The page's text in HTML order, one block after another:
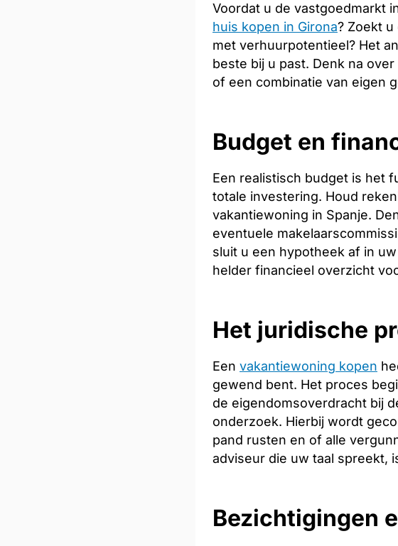
Voordat u de vastgoedmarkt
huis kopen in Girona? Zoekt
met verhuurpotentieel? Het
beste bij u past. Denk na
of een combinatie van eigen
Budget en
Een realistisch budget is het
totale investering. Houd
vakantiewoning in Spanje.
eventuele
sluit u een hypotheek af in
helder financieel overzicht
Het juridische
Een vakantiewoning kopen
gewend bent. Het proces
de eigendomsoverdracht bij
onderzoek. Hierbij wordt
pand rusten en of alle
adviseur die uw taal spreekt,
Bezichtigingen